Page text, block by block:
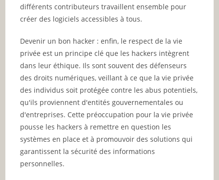
différents contributeurs travaillent ensemble pour
créer des logiciels accessibles à tous.
Devenir un bon hacker : enfin, le respect de la vie
privée est un principe clé que les hackers intègrent
dans leur éthique. Ils sont souvent des défenseurs
des droits numériques, veillant à ce que la vie privée
des individus soit protégée contre les abus potentiels,
qu'ils proviennent d'entités gouvernementales ou
d'entreprises. Cette préoccupation pour la vie privée
pousse les hackers à remettre en question les
systèmes en place et à promouvoir des solutions qui
garantissent la sécurité des informations
personnelles.